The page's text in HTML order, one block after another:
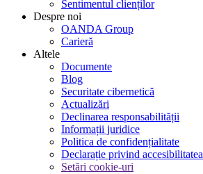
Sentimentul clienților
Despre noi
OANDA Group
Carieră
Altele
Documente
Blog
Securitate cibernetică
Actualizări
Declinarea responsabilității
Informații juridice
Politica de confidențialitate
Declarație privind accesibilitatea
Setări cookie-uri